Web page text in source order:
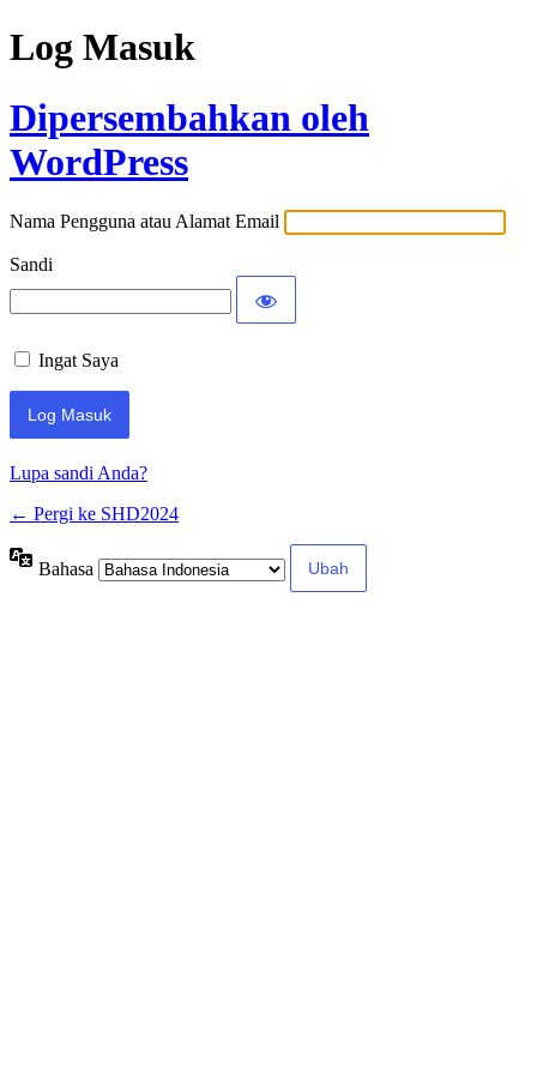
Log Masuk
Dipersembahkan oleh
WordPress
Nama Pengguna atau Alamat Email
Sandi
Ingat Saya
Lupa sandi Anda?
← Pergi ke SHD2024
Bahasa